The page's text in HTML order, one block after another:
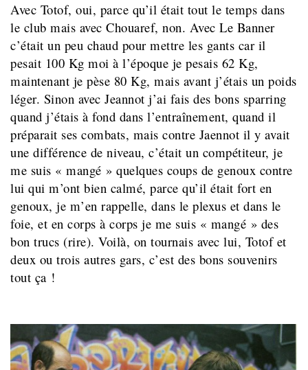
Avec Totof, oui, parce qu’il était tout le temps dans
le club mais avec Chouaref, non. Avec Le Banner
c’était un peu chaud pour mettre les gants car il
pesait 100 Kg moi à l’époque je pesais 62 Kg,
maintenant je pèse 80 Kg, mais avant j’étais un poids
léger. Sinon avec Jeannot j’ai fais des bons sparring
quand j’étais à fond dans l’entraînement, quand il
préparait ses combats, mais contre Jaennot il y avait
une différence de niveau, c’était un compétiteur, je
me suis « mangé » quelques coups de genoux contre
lui qui m’ont bien calmé, parce qu’il était fort en
genoux, je m’en rappelle, dans le plexus et dans le
foie, et en corps à corps je me suis « mangé » des
bon trucs (rire). Voilà, on tournais avec lui, Totof et
deux ou trois autres gars, c’est des bons souvenirs
tout ça !